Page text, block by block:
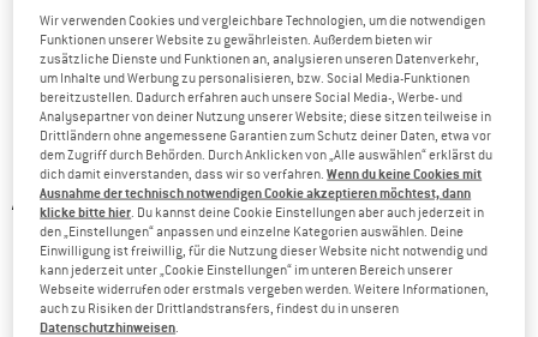
gesund
schnellundeinfachzubereitbar
nahrhaftundlecker
leicht anpassbarundvariabel
vegetarisch, aber auch alsveganeVariante kochbar
ALS KOCH-EQUIPMENT FÜR DIE DREI VEGETARISCHEN
GERICHTE BEIM CAMPING BENÖTIGST DU EIGENTLICH
NUR:
Kocher (z.B.TrangiaSystem, Jetboil oder Gaskocher)
Wir verwenden Cookies und vergleichbare Technologien, um die notwendigen
Funktionen unserer Website zu gewährleisten. Außerdem bieten wir
zusätzliche Dienste und Funktionen an, analysieren unseren Datenverkehr,
um Inhalte und Werbung zu personalisieren, bzw. Social Media-Funktionen
bereitzustellen. Dadurch erfahren auch unsere Social Media-, Werbe- und
Analysepartner von deiner Nutzung unserer Website; diese sitzen teilweise in
Drittländern ohne angemessene Garantien zum Schutz deiner Daten, etwa vor
dem Zugriff durch Behörden. Durch Anklicken von „Alle auswählen“ erklärst du
dich damit einverstanden, dass wir so verfahren.Wenn du keine Cookies mit
Ausnahme der technisch notwendigen Cookie akzeptieren möchtest, dann
klicke bitte hier . Du kannst deine Cookie Einstellungen aber auch jederzeit in
den „Einstellungen“ anpassen und einzelne Kategorien auswählen. Deine
Einwilligung ist freiwillig, für die Nutzung dieser Website nicht notwendig und
kann jederzeit unter „Cookie Einstellungen“ im unteren Bereich unserer
Webseite widerrufen oder erstmals vergeben werden. Weitere Informationen,
auch zu Risiken der Drittlandstransfers, findest du in unseren
Datenschutzhinweisen